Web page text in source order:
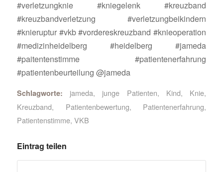
#verletzungknie #kniegelenk #kreuzband
#kreuzbandverletzung #verletzungbeikindern
#knieruptur #vkb #vordereskreuzband #knieoperation
#medizinheidelberg #heidelberg #jameda
#paitentenstimme #patientenerfahrung
#patientenbeurteilung @jameda
Schlagworte: jameda, junge Patienten, Kind, Knie,
Kreuzband, Patientenbewertung, Patientenerfahrung,
Patientenstimme, VKB
Eintrag teilen